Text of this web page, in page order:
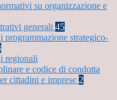
su organizzazione e
generali 45
programmazione strategico-
regionali
e codice di condotta
cittadini e imprese 2